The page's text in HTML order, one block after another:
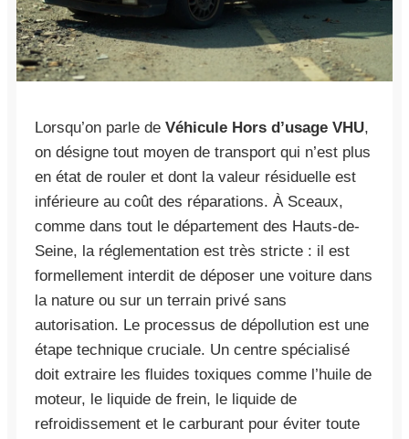
Lorsqu’on parle de Véhicule Hors d’usage VHU,
on désigne tout moyen de transport qui n’est plus
en état de rouler et dont la valeur résiduelle est
inférieure au coût des réparations. À Sceaux,
comme dans tout le département des Hauts-de-
Seine, la réglementation est très stricte : il est
formellement interdit de déposer une voiture dans
la nature ou sur un terrain privé sans
autorisation. Le processus de dépollution est une
étape technique cruciale. Un centre spécialisé
doit extraire les fluides toxiques comme l’huile de
moteur, le liquide de frein, le liquide de
refroidissement et le carburant pour éviter toute